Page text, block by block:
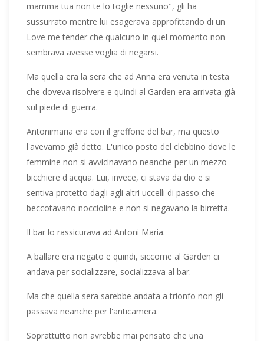
mamma tua non te lo toglie nessuno", gli ha
sussurrato mentre lui esagerava approfittando di un
Love me tender che qualcuno in quel momento non
sembrava avesse voglia di negarsi.
Ma quella era la sera che ad Anna era venuta in testa
che doveva risolvere e quindi al Garden era arrivata già
sul piede di guerra.
Antonimaria era con il greffone del bar, ma questo
l'avevamo già detto. L'unico posto del clebbino dove le
femmine non si avvicinavano neanche per un mezzo
bicchiere d'acqua. Lui, invece, ci stava da dio e si
sentiva protetto dagli agli altri uccelli di passo che
beccotavano noccioline e non si negavano la birretta.
Il bar lo rassicurava ad Antoni Maria.
A ballare era negato e quindi, siccome al Garden ci
andava per socializzare, socializzava al bar.
Ma che quella sera sarebbe andata a trionfo non gli
passava neanche per l'anticamera.
Soprattutto non avrebbe mai pensato che una